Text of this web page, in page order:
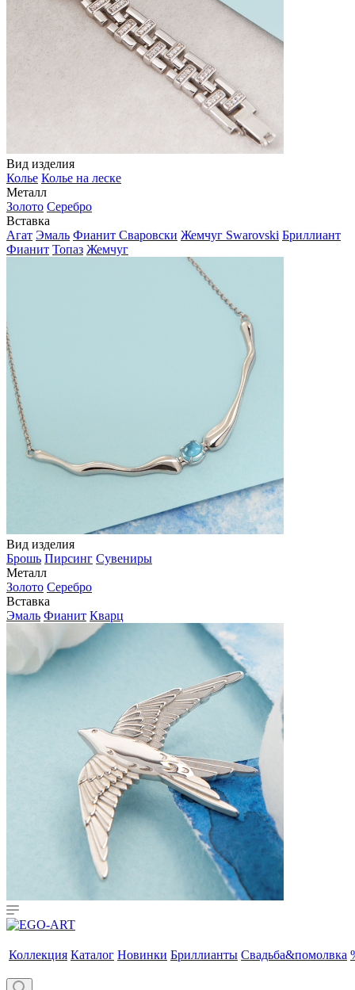
Вид изделия
Колье Колье на леске
Металл
Золото Серебро
Вставка
Агат Эмаль Фианит Сваровски Жемчуг Swarovski Бриллиант
Фианит Топаз Жемчуг
Вид изделия
Брошь Пирсинг Сувениры
Металл
Золото Серебро
Вставка
Эмаль Фианит Кварц
Коллекция Каталог Новинки Бриллианты Свадьба&помолвка